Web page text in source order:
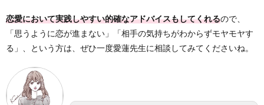
恋愛において実践しやすい的確なアドバイスもしてくれるので、
「思うように恋が進まない」「相手の気持ちがわからずモヤモヤす
る」、という方は、ぜひ一度愛蓮先生に相談してみてくださいね。